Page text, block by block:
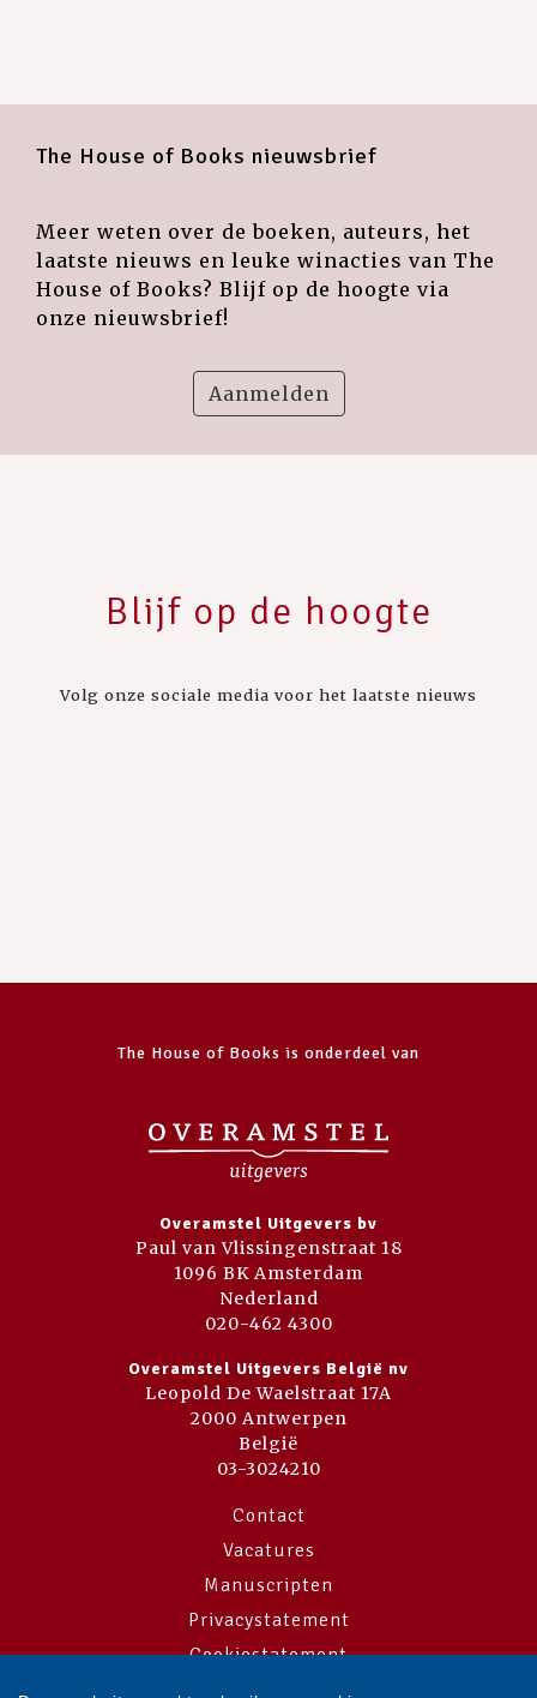
The House of Books nieuwsbrief
Meer weten over de boeken, auteurs, het
laatste nieuws en leuke winacties van The
House of Books? Blijf op de hoogte via
onze nieuwsbrief!
Aanmelden
Blijf op de hoogte
Volg onze sociale media voor het laatste nieuws
The House of Books is onderdeel van
Overamstel Uitgevers bv
Paul van Vlissingenstraat 18
1096 BK Amsterdam
Nederland
020-462 4300
Overamstel Uitgevers België nv
Leopold De Waelstraat 17A
2000 Antwerpen
België
03-3024210
Contact
Vacatures
Manuscripten
Privacystatement
Cookiestatement